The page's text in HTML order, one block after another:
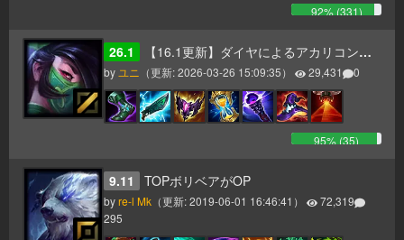
92% (331)
26.1 【16.1更新】ダイヤによるアカリコンボ・ビルド・立ち回り解説
by ユニ （更新:2026-03-26 15:09:35） 29,431 0
95% (35)
9.11 TOPボリベアがOP
byre-l Mk （更新:2019-06-01 16:46:41 ）
72,319
295